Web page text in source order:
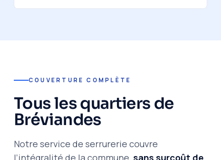
COUVERTURE COMPLÈTE
Tous les quartiers de
Bréviandes
Notre service de serrurerie couvre
l’intégralité de la commune, sans surcoût de